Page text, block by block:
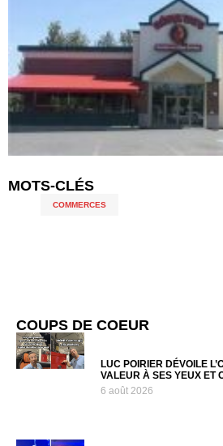
MOTS-CLÉS
COMMERCES
COUPS DE COEUR
LUC POIRIER DÉVOILE
VALEUR À SES YEUX ET
6 août 2026